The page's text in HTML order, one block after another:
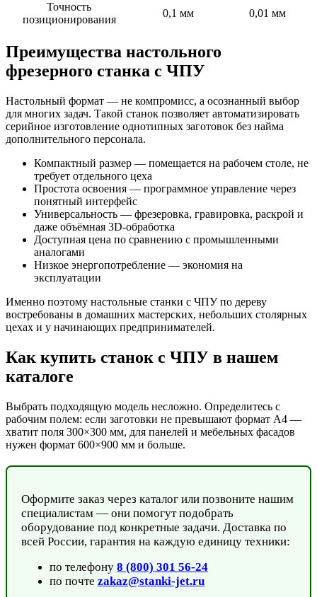
Точность
позиционирования
0,1 мм 0,01 мм
Преимущества настольного
фрезерного станка с ЧПУ
Настольный формат — не компромисс, а осознанный выбор
для многих задач. Такой станок позволяет автоматизировать
серийное изготовление однотипных заготовок без найма
дополнительного персонала.
Компактный размер — помещается на рабочем столе, не
требует отдельного цеха
Простота освоения — программное управление через
понятный интерфейс
Универсальность — фрезеровка, гравировка, раскрой и
даже объёмная 3D-обработка
Доступная цена по сравнению с промышленными
аналогами
Низкое энергопотребление — экономия на
эксплуатации
Именно поэтому настольные станки с ЧПУ по дереву
востребованы в домашних мастерских, небольших столярных
цехах и у начинающих предпринимателей.
Как купить станок с ЧПУ в нашем
каталоге
Выбрать подходящую модель несложно. Определитесь с
рабочим полем: если заготовки не превышают формат А4 —
хватит поля 300×300 мм, для панелей и мебельных фасадов
нужен формат 600×900 мм и больше.
Оформите заказ через каталог или позвоните нашим
специалистам — они помогут подобрать
оборудование под конкретные задачи. Доставка по
всей России, гарантия на каждую единицу техники:
по телефону 8 (800) 301 56-24
по почте zakaz@stanki-jet.ru